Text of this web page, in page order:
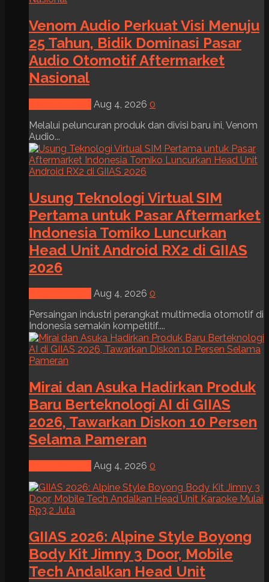
Venom Audio Perkuat Visi Menuju
25 Tahun, Bidik Dominasi Pasar
Audio Otomotif Aftermarket
Nasional
Aug 4, 2026 0
Melalui peluncuran produk dan divisi baru ini, Venom
Audio...
Usung Teknologi Virtual SIM
Pertama untuk Pasar Aftermarket
Indonesia Tomiko Luncurkan
Head Unit Android RX2 di GIIAS
2026
Aug 4, 2026 0
Persaingan industri perangkat multimedia otomotif di
Indonesia semakin kompetitif....
Mirai dan Asuka Hadirkan Produk
Baru Berteknologi AI di GIIAS
2026, Tawarkan Diskon 10 Persen
Selama Pameran
Aug 4, 2026 0
GIIAS 2026: Alpine Style Boyong
Body Kit Jimny 3 Door, Mobile
Tech Andalkan Head Unit